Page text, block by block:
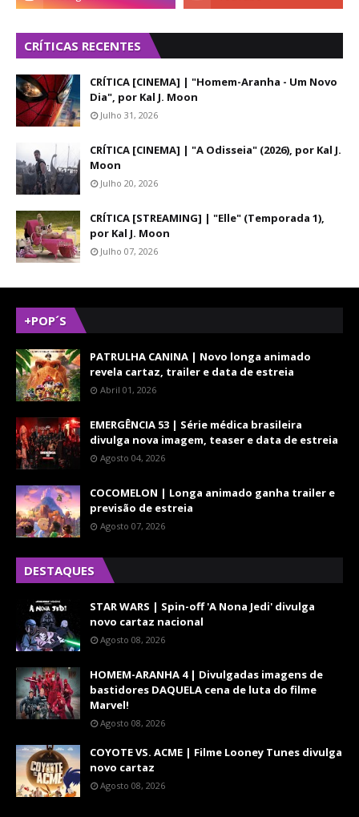
CRÍTICAS RECENTES
CRÍTICA [CINEMA] | "Homem-Aranha - Um Novo
Dia", por Kal J. Moon
Julho 31, 2026
CRÍTICA [CINEMA] | "A Odisseia" (2026), por Kal J.
Moon
Julho 20, 2026
CRÍTICA [STREAMING] | "Elle" (Temporada 1),
por Kal J. Moon
Julho 07, 2026
+POP´S
PATRULHA CANINA | Novo longa animado
revela cartaz, trailer e data de estreia
Abril 01, 2026
EMERGÊNCIA 53 | Série médica brasileira
divulga nova imagem, teaser e data de estreia
Agosto 04, 2026
COCOMELON | Longa animado ganha trailer e
previsão de estreia
Agosto 07, 2026
DESTAQUES
STAR WARS | Spin-off 'A Nona Jedi' divulga
novo cartaz nacional
Agosto 08, 2026
HOMEM-ARANHA 4 | Divulgadas imagens de
bastidores DAQUELA cena de luta do filme
Marvel!
Agosto 08, 2026
COYOTE VS. ACME | Filme Looney Tunes divulga
novo cartaz
Agosto 08, 2026